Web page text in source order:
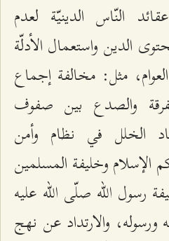
النّاس الدينيّة لعدم
الدين واستعمال الأدلّة
مثل: مخالفة إجماع
والصدع بين صفوف
الخلل في نظام وأمن
الإسلام وخليفة المسلمين
رسول الله صلّى الله عليه
والارتداد عن نهج